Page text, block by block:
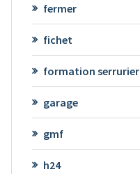
fermer
fichet
formation serrurier
garage
gmf
h24